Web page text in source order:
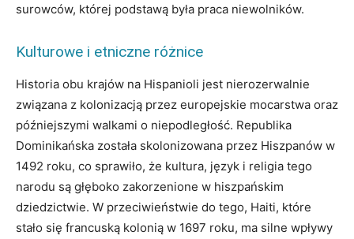
surowców, której podstawą była praca niewolników.
Kulturowe i etniczne różnice
Historia obu krajów na Hispanioli jest nierozerwalnie
związana z kolonizacją przez europejskie mocarstwa oraz
późniejszymi walkami o niepodległość. Republika
Dominikańska została skolonizowana przez Hiszpanów w
1492 roku, co sprawiło, że kultura, język i religia tego
narodu są głęboko zakorzenione w hiszpańskim
dziedzictwie. W przeciwieństwie do tego, Haiti, które
stało się francuską kolonią w 1697 roku, ma silne wpływy